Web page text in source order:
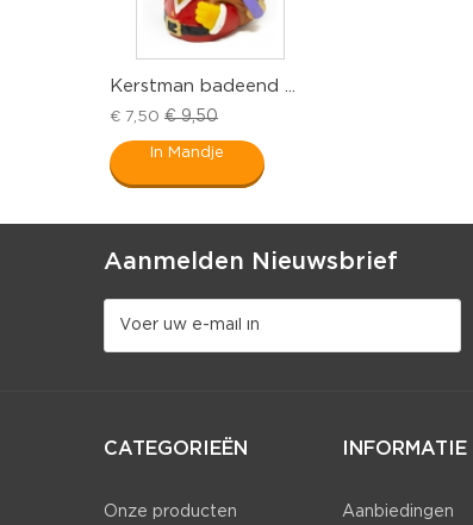
Kerstman badeend ...
€ 7,50 € 9,50
In Mandje
Aanmelden Nieuwsbrief
CATEGORIEËN
Onze producten
INFORMATIE
Aanbiedingen